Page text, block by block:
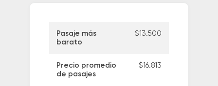
Pasaje más
barato
$13.500
Precio promedio
de pasajes
$16.813